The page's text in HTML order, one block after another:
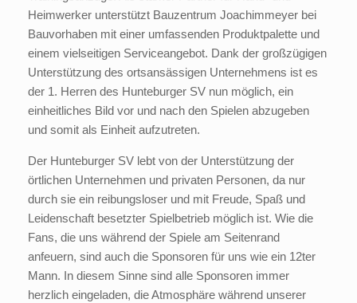
Heimwerker unterstützt Bauzentrum Joachimmeyer bei
Bauvorhaben mit einer umfassenden Produktpalette und
einem vielseitigen Serviceangebot. Dank der großzügigen
Unterstützung des ortsansässigen Unternehmens ist es
der 1. Herren des Hunteburger SV nun möglich, ein
einheitliches Bild vor und nach den Spielen abzugeben
und somit als Einheit aufzutreten.
Der Hunteburger SV lebt von der Unterstützung der
örtlichen Unternehmen und privaten Personen, da nur
durch sie ein reibungsloser und mit Freude, Spaß und
Leidenschaft besetzter Spielbetrieb möglich ist. Wie die
Fans, die uns während der Spiele am Seitenrand
anfeuern, sind auch die Sponsoren für uns wie ein 12ter
Mann. In diesem Sinne sind alle Sponsoren immer
herzlich eingeladen, die Atmosphäre während unserer